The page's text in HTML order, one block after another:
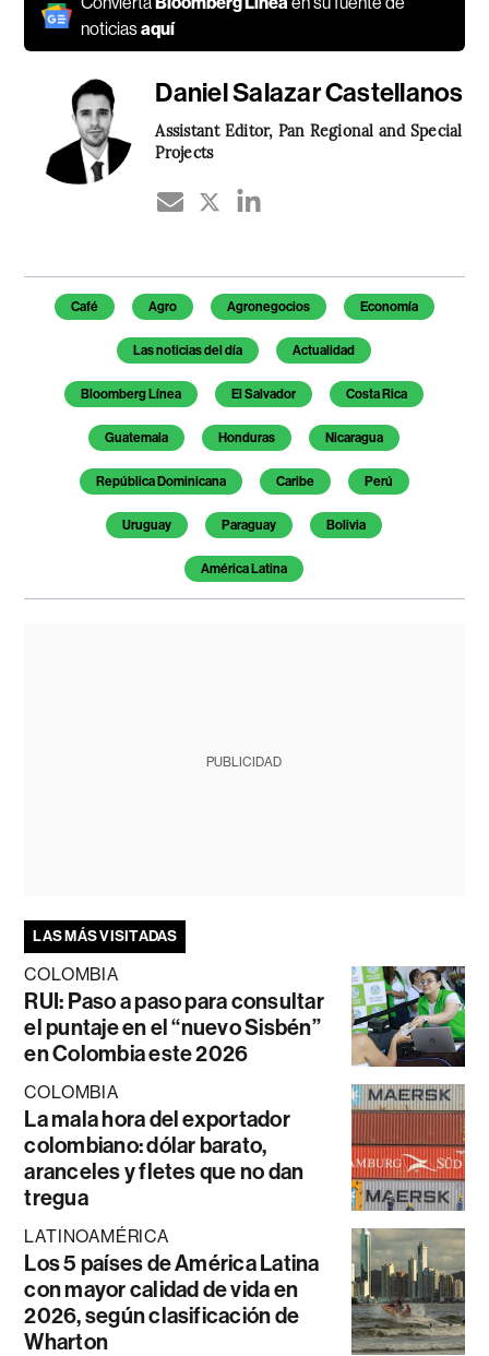
noticiasaquí
Daniel Salazar Castellanos
Assistant Editor, Pan Regional and Special
Projects
Temas de este artículo
Café Agro Agronegocios Economía
Las noticias del día Actualidad
Bloomberg Línea El Salvador Costa Rica
Guatemala Honduras Nicaragua
República Dominicana Caribe Perú
Uruguay Paraguay Bolivia
América Latina
PUBLICIDAD
LAS MÁS VISITADAS
COLOMBIA
RUI: Paso a paso para consultar
el puntaje en el “nuevo Sisbén”
en Colombia este 2026
COLOMBIA
La mala hora del exportador
colombiano: dólar barato,
aranceles y fletes que no dan
tregua
LATINOAMÉRICA
Los 5 países de América Latina
con mayor calidad de vida en
2026, según clasificación de
Wharton